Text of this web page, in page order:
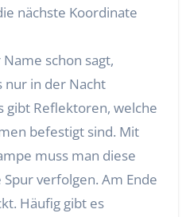
nächste Koordinate
schon sagt,
nur in der Nacht
gibt Reflektoren, welche
befestigt sind. Mit
muss man diese
verfolgen. Am Ende
Häufig gibt es